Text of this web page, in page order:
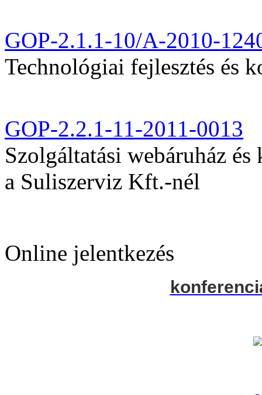
GOP-2.1.1-10/A-2010-
Technológiai fejlesztés és
GOP-2.2.1-11-2011-0013
Szolgáltatási webáruház
a Suliszerviz Kft.-nél
Online jelentkezés